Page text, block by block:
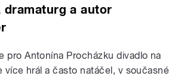
dramaturg a autor
pro Antonína Procházku divadlo na
více hrál a často natáčel, v současné